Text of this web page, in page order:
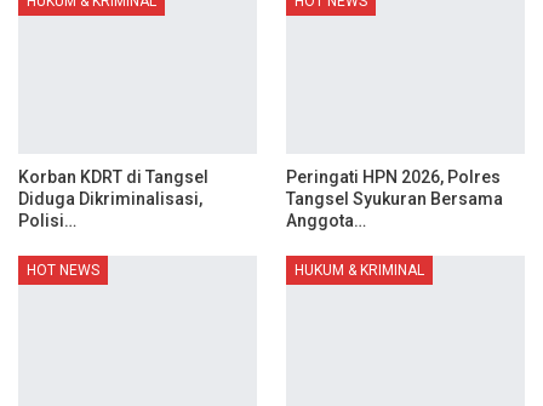
Korban KDRT di Tangsel
Diduga Dikriminalisasi,
Polisi…
Peringati HPN 2026, Polres
Tangsel Syukuran Bersama
Anggota…
HOT NEWS HUKUM & KRIMINAL